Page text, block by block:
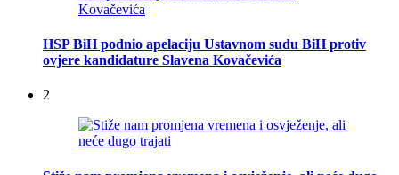
HSP BiH podnio apelaciju Ustavnom sudu BiH protiv
ovjere kandidature Slavena Kovačevića
2